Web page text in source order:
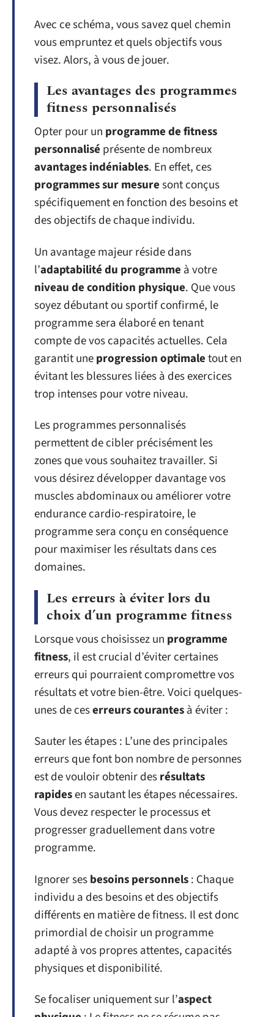
Avec ce schéma, vous savez quel chemin
vous empruntez et quels objectifs vous
visez. Alors, à vous de jouer.
Les avantages des programmes
fitness personnalisés
Opter pour un programme de fitness
personnalisé présente de nombreux
avantages indéniables. En effet, ces
programmes sur mesuresont conçus
spécifiquement en fonction des besoins et
des objectifs de chaque individu.
Un avantage majeur réside dans
l’adaptabilité du programme à votre
niveau de condition physique. Que vous
soyez débutant ou sportif confirmé, le
programme sera élaboré en tenant
compte de vos capacités actuelles. Cela
garantit uneprogression optimaletout en
évitant les blessures liées à des exercices
trop intenses pour votre niveau.
Les programmes personnalisés
permettent de cibler précisément les
zones que vous souhaitez travailler. Si
vous désirez développer davantage vos
muscles abdominaux ou améliorer votre
endurance cardio-respiratoire, le
programme sera conçu en conséquence
pour maximiser les résultats dans ces
domaines.
Les erreurs à éviter lors du
choix d’un programme fitness
Lorsque vous choisissez un programme
fitness, il est crucial d’éviter certaines
erreurs qui pourraient compromettre vos
résultats et votre bien-être. Voici quelques-
unes de ceserreurs courantesà éviter :
Sauter les étapes : L’une des principales
erreurs que font bon nombre de personnes
est de vouloir obtenir desrésultats
rapidesen sautant les étapes nécessaires.
Vous devez respecter le processus et
progresser graduellement dans votre
programme.
Ignorer sesbesoins personnels: Chaque
individu a des besoins et des objectifs
différents en matière de fitness. Il est donc
primordial de choisir un programme
adapté à vos propres attentes, capacités
physiques et disponibilité.
Se focaliser uniquement sur l’aspect